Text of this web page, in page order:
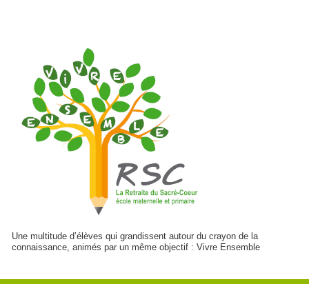
Une multitude d’élèves qui grandissent autour du crayon de la
connaissance, animés par un même objectif : Vivre Ensemble